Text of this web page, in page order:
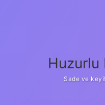
Huzurlu
Sade ve